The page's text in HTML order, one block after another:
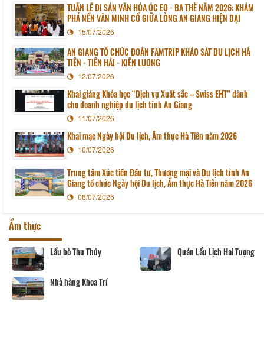
TUẦN LỄ DI SẢN VĂN HÓA ÓC EO - BA THÊ NĂM 2026: KHÁM
PHÁ NỀN VĂN MINH CỔ GIỮA LÒNG AN GIANG HIỆN ĐẠI
15/07/2026
AN GIANG TỔ CHỨC ĐOÀN FAMTRIP KHẢO SÁT DU LỊCH HÀ
TIÊN - TIÊN HẢI - KIÊN LƯƠNG
12/07/2026
Khai giảng Khóa học “Dịch vụ Xuất sắc – Swiss EHT” dành
cho doanh nghiệp du lịch tỉnh An Giang
11/07/2026
Khai mạc Ngày hội Du lịch, Ẩm thực Hà Tiên năm 2026
10/07/2026
Trung tâm Xúc tiến Đầu tư, Thương mại và Du lịch tỉnh An
Giang tổ chức Ngày hội Du lịch, Ẩm thực Hà Tiên năm 2026
08/07/2026
Ẩm thực
- Cái Lẩu bò Thu Thủy Quán Lẩu Lịch Hai
Nhà hàng Khoa Trí